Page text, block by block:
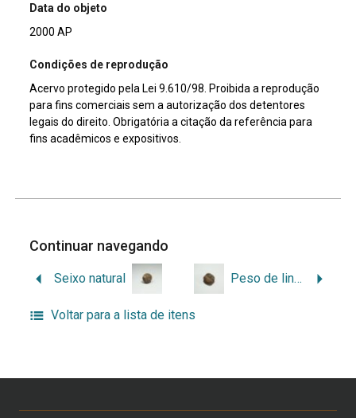
Data do objeto
2000 AP
Condições de reprodução
Acervo protegido pela Lei 9.610/98. Proibida a reprodução
para fins comerciais sem a autorização dos detentores
legais do direito. Obrigatória a citação da referência para
fins acadêmicos e expositivos.
Continuar navegando
Seixo natural Peso de linha
Voltar para a lista de itens